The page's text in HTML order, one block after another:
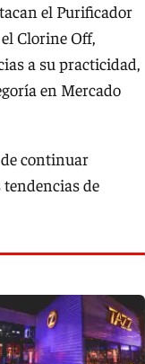
el Purificador
Clorine Off,
a su practicidad,
en Mercado
continuar
de